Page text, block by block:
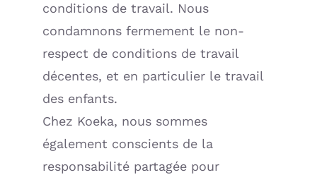
conditions de travail. Nous
condamnons fermement le non-
respect de conditions de travail
décentes, et en particulier le travail
des enfants.
Chez Koeka, nous sommes
également conscients de la
responsabilité partagée pour